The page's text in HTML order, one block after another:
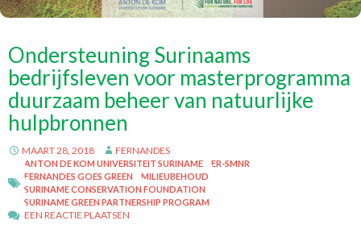
Ondersteuning Surinaams
bedrijfsleven voor masterprogramma
duurzaam beheer van natuurlijke
hulpbronnen
MAART 28, 2018 FERNANDES
ANTON DE KOM UNIVERSITEIT SURINAME
ER-SMNR
FERNANDES GOES GREEN
MILIEUBEHOUD
SURINAME CONSERVATION FOUNDATION
SURINAME GREEN PARTNERSHIP PROGRAM
EEN REACTIE PLAATSEN